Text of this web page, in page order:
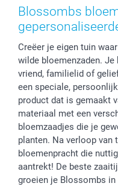
Herroepingsrecht
Privacy
Reviews
Prijslijst
Investor Relations
Mijn orderstatus
smartbonus
service@smartphoto.nl
Affiliate
Partnerships
Influencer
Baby
Moederdag
Huwelijk
Blossombs
Creëer je eigen tuin
wilde bloemenzaden. Je
vriend, familielid of
een speciale,
product dat is gemaakt
materiaal met een
bloemzaadjes die je
planten. Na verloop van
bloemenpracht die
aantrekt! De beste
groeien je Blossombs